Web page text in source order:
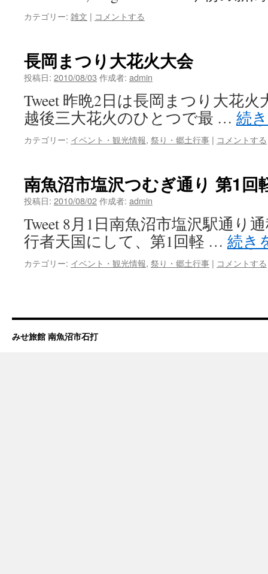
カテゴリー: 雑文 | コメントする
長岡まつり大花火大会
投稿日: 2010/08/03 作成者: admin
Tweet 昨晩2日は長岡まつり大花
越後三大花火のひとつで最 … 続
カテゴリー: イベント・観光情報, 祭り・郷土行事 | コメントする
南魚沼市塩沢つむぎ通り 第1回
投稿日: 2010/08/02作成者: admin
Tweet 8月1日南魚沼市塩沢駅通り
行者天国にして、第1回軽 … 続き
カテゴリー: イベント・観光情報, 祭り・郷土行事 | コメントする
みせ旅館 南魚沼市石打